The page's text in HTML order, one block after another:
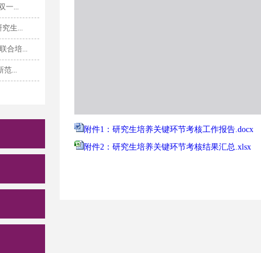
一...
生...
合培...
范...
附件1：研究生培养关键环节考核工作报告.docx
附件2：研究生培养关键环节考核结果汇总.xlsx